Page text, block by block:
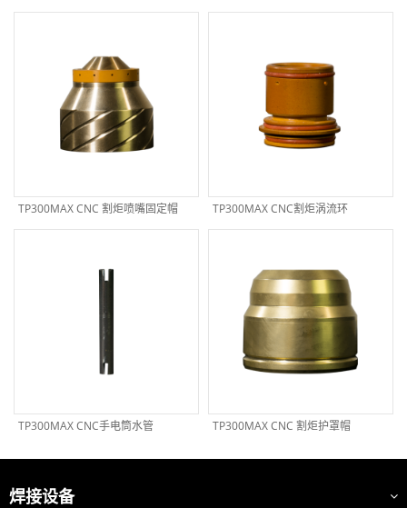
TP300MAX CNC 割炬喷嘴固定帽 TP300MAX CNC割炬涡流环
TP300MAX CNC手电筒水管 TP300MAX CNC 割炬护罩帽
焊接设备